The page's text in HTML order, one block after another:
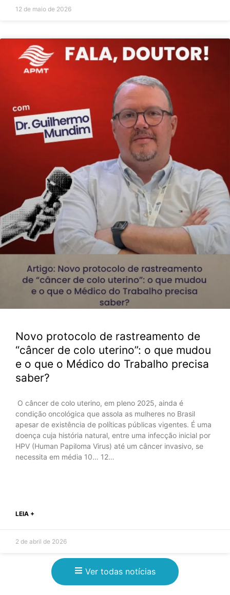
12 de maio de 2026
Novo protocolo de rastreamento de
“câncer de colo uterino”: o que mudou
e o que o Médico do Trabalho precisa
saber?
O câncer de colo uterino, em pleno 2025, ainda é
condição oncológica que assola as mulheres no Brasil
apesar de existência de políticas públicas vigentes. É uma
doença cuja história natural, entre uma infecção inicial por
HPV (Human Papiloma Virus) até um câncer invasivo, se
necessita em média 10… 12…
LEIA +
2 de abril de 2026
Ver todas notícias